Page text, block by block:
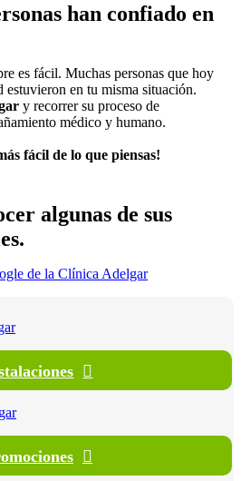
han confiado en
es fácil. Muchas personas que hoy
estuvieron en tu misma situación.
y recorrer su proceso de
médico y humano.
fácil de lo que piensas!
algunas de sus
.